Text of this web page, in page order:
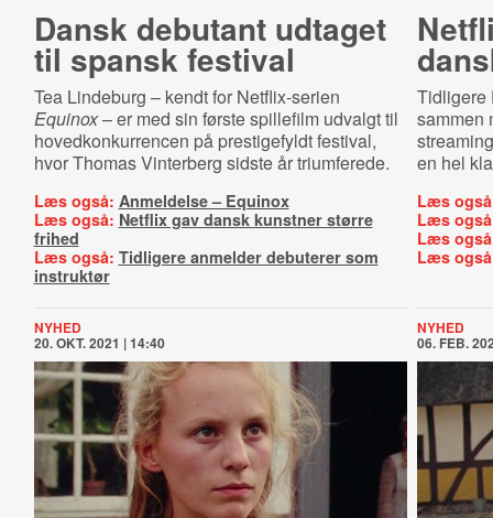
Dansk debutant udtaget
til spansk festival
Tea Lindeburg – kendt for Netflix-serien
Equinox– er med sin første spillefilm udvalgt til
hovedkonkurrencen på prestigefyldt festival,
hvor Thomas Vinterberg sidste år triumferede.
Læs også: Anmeldelse – Equinox
Læs også: Netflix gav dansk kunstner større
frihed
Læs også: Tidligere anmelder debuterer som
instruktør
Tidligere
sammen
en hel
Læs
Læs
Læs
Læs
NYHED
20. OKT. 2021 | 14:40
NYHED
06. FEB.